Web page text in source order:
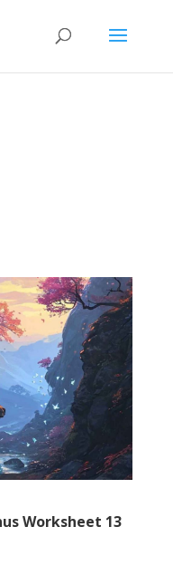
Worksheet 13